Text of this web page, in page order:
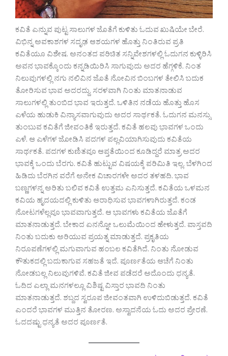
ಕವಿತೆ ಎನ್ನುವ ಪುಟ್ಟ ಸಾಲುಗಳ ಜೊತೆಗೆ ಕುಳಿತು ಓದುವ ಖುಷಿಯೇ ಬೇರೆ.
ವಿಭಿನ್ನ ಅವಕಾಶಗಳ ಸದೃಢ ಆಶಯಗಳ ಹೊತ್ತು ನಿಂತಿರುವ ಪ್ರತಿ
ಕವಿತೆಯೂ ವಿಶೇಷ. ಅನಂತದ ಪರಿಚಿತ ಸನ್ನಿವೇಶಗಳಲ್ಲಿ ಓದುಗನ ಕುಳ್ಳಿರಿಸಿ
ಅವನ ಭಾವಕ್ಕೊಂದು ಕನ್ನಡಿಯಿರಿಸಿ ಸಾಗುವುದು ಅದರ ಹೆಗ್ಗಳಿಕೆ. ನಿಂತ
ನಿಲುವುಗಳಲ್ಲಿ ನಗು ನಲಿವಿನ ಜೊತೆ ನೋವಿನ ಬಿಂಬಗಳ ತೇಲಿಸಿ ಬದುಕ
ತೋರಿಸುವ ಭಾವ ಅದರದ್ದು. ಸರಳವಾಗಿ ನಿಂತು ಮಾತನಾಡುವ
ಸಾಲುಗಳಲ್ಲಿ ತುಂಬಿದ ಭಾವ ಇರುತ್ತದೆ. ಒಳಿತಿನ ನಡೆಯ ಹೊತ್ತು ಹೊಸ
ಎಳೆಯ ಹುಡುಕಿ ವಿನ್ಯಾಸವಾಗುವುದು ಅದರ ಸಾರ್ಥಕತೆ. ಓದುಗನ ಮನಸ್ಸು
ತುಂಬುವ ಕವಿತೆಗೆ ಜೀವಂತಿಕೆ ಇರುತ್ತದೆ. ಕವಿತೆ ಹಲವು ಭಾವಗಳ ಒಂದು
ಎಳೆ. ಆ ಎಳೆಗಳ ಜೋಡಿಸಿ ಪದಗಳ ಪಲ್ಲವಿಯಾಗಿಸುವುದು ಕವಿತೆಯ
ಸಾರ್ಥಕತೆ. ಪದಗಳ ಕುಣಿತವೂ ಆಪ್ತತೆಯಿಂದ ಕೂಡಿದ್ದರೆ ಮಾತ್ರ ಅದರ
ಭಾವಕ್ಕೆ ಒಂದು ಬೆರಗು. ಕವಿತೆ ಹುಟ್ಟುವ ವಿಷಯಕ್ಕೆ ಪರಿಮಿತಿ ಇಲ್ಲ. ಬೆಳಗಿಂದ
ಹಿಡಿದು ಬೆರಗಿನ ವರೆಗೆ ಅನೇಕ ವಿಚಾರಗಳೇ ಅದರ ತಳಹದಿ. ಭಾವ
ಬಣ್ಣಗಳನ್ನ ಅರಿತು ಬಲಿವ ಕವಿತೆ ಉತ್ತಮ ಎನಿಸುತ್ತದೆ. ಕವಿತೆಯ ಒಳಮನ
ಕವಿಯ ಹೃದಯದಲ್ಲಿ ಕುಳಿತು ಆರಾಧಿಸುವ ಭಾವಗಳಾಗಿರುತ್ತದೆ. ಕಂಡ
ನೋಟಗಳೆಲ್ಲವೂ ಭಾವವಾಗುತ್ತದೆ. ಆ ಭಾವಗಳು ಕವಿತೆಯ ಜೊತೆಗೆ
ಮಾತನಾಡುತ್ತದೆ. ಬೇಕಾದ ಏನನ್ನೋ ಒಲುಮೆಯಿಂದ ಹೇಳುತ್ತದೆ. ವಾಸ್ತವದಿ
ನಿಂತು ಬದುಕು ಅರಿಯುವ ಪ್ರಯತ್ನ ಮಾಡುತ್ತದೆ. ಪ್ರಕೃತಿಯ
ನಿರೂಪಣೆಗಳಲ್ಲಿ ಮಗುವಾಗುವ ಹಂಬಲ ಕವಿತೆಗಿದೆ. ನಿಂತು ನೋಡುವ
ಕೌತುಕದಲ್ಲಿ ಬದುಕಾಗುವ ಸಹಜತೆ ಇದೆ. ಪೂರ್ಣತೆಯ ಆಚೆಗೆ ನಿಂತು
ನೋಡಬಲ್ಲ ನಿಲುವುಗಳಿವೆ. ಕವಿತೆ ಜೀವ ಪಡೆದರೆ ಅದೊಂದು ಧನ್ಯತೆ.
ಓದಿದ ಎಲ್ಲಾ ಮನಗಳಲ್ಲೂ ವಿಶಿಷ್ಟ ವಿಸ್ತಾರ ಭಾವದಿ ನಿಂತು
ಮಾತನಾಡುತ್ತದೆ. ಶಬ್ದದ ಸ್ವರೂಪ ಜೀವಂತವಾಗಿ ಉಳಿದುಬಿಡುತ್ತದೆ. ಕವಿತೆ
ಎಂದರೆ ಭಾವಗಳ ಮುತ್ತಿನ ತೋರಣ. ಅಸ್ವಾದನೆಯ ಓದು ಅದರ ಪ್ರೇರಣೆ.
ಓದದಷ್ಟು ಧನ್ಯತೆ ಅದರ ಪೂರ್ಣತೆ.